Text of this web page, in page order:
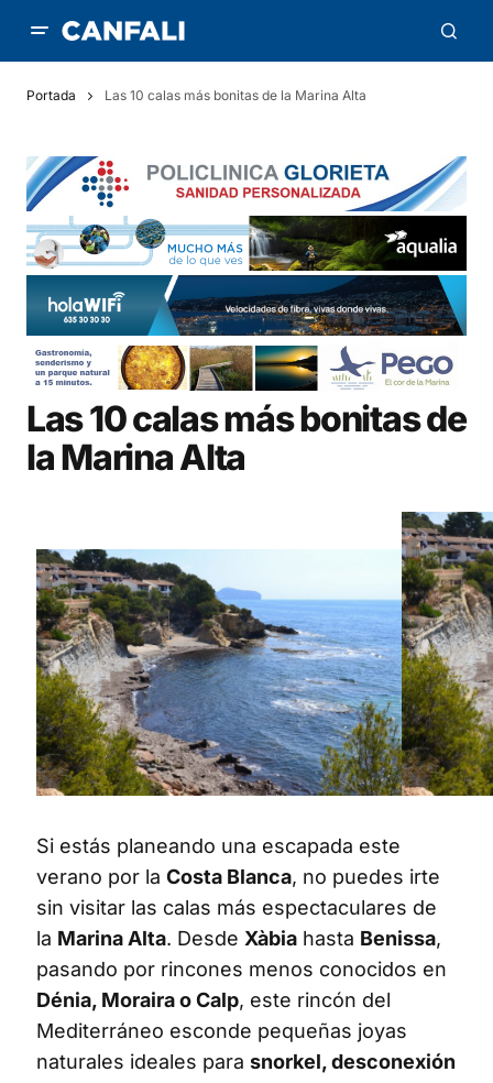
Portada Las 10 calas más bonitas de la Marina Alta
Las 10 calas más bonitas de
la Marina Alta
Si estás planeando una escapada este
verano por la Costa Blanca, no puedes irte
sin visitar las calas más espectaculares de
la Marina Alta. Desde Xàbia hasta Benissa,
pasando por rincones menos conocidos en
Dénia, Moraira o Calp, este rincón del
Mediterráneo esconde pequeñas joyas
naturales ideales para snorkel, desconexión